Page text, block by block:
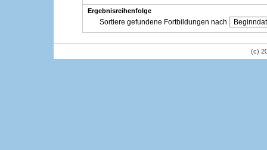
Ergebnisreihenfolge
Sortiere gefundene Fortbildungen nach
(c)